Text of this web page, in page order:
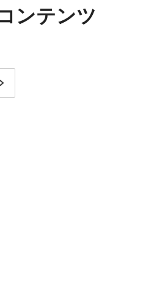
ンテンツ
次へ